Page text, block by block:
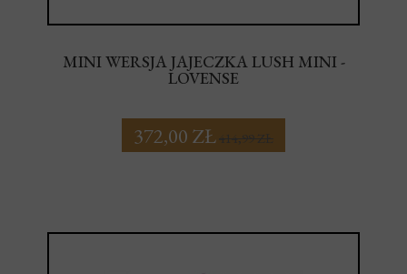
MINI WERSJA JAJECZKA LUSH MINI -
LOVENSE
372,00 ZŁ414,99 ZŁ